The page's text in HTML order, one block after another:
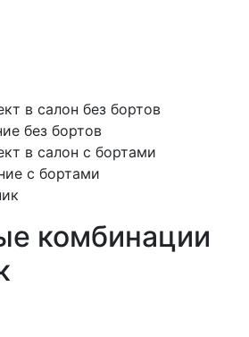
в салон без бортов
без бортов
в салон с бортами
с бортами
комбинации